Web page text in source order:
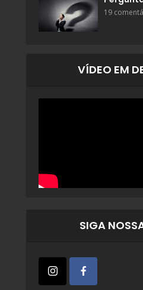
19
VÍDEO EM
SIGA